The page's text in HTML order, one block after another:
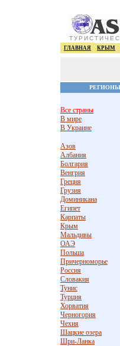
ГЛАВНАЯ КРЫМ
РЕГИОНЫ
Все страны
В мире
В Украине
Азов
Албания
Болгария
Венгрия
Греция
Грузия
Доминикана
Египет
Карпаты
Крым
Мальдивы
ОАЭ
Польша
Причерноморье
Россия
Словакия
Тунис
Турция
Хорватия
Черногория
Чехия
Шацкие озера
Шри-Ланка